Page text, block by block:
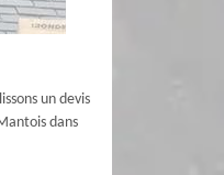
un devis
dans